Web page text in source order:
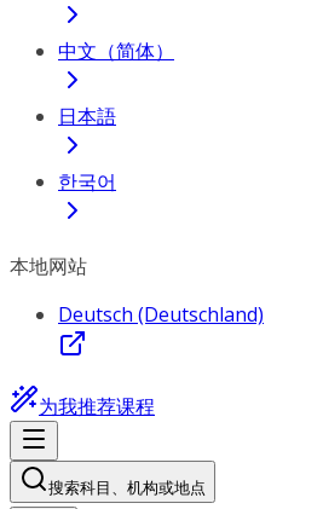
中文（简体）
日本語
한국어
本地网站
Deutsch (Deutschland)
为我推荐课程
搜索科目、机构或地点